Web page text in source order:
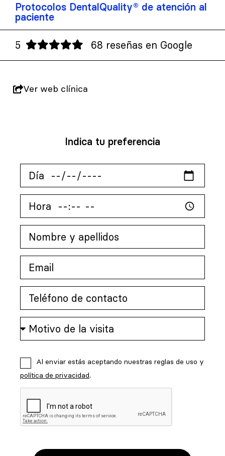
Protocolos DentalQuality® de atención al
paciente
5 68 reseñas en Google
Ver web clínica
Indica tu preferencia
Al enviar estás aceptando nuestras reglas de uso y
política de privacidad.